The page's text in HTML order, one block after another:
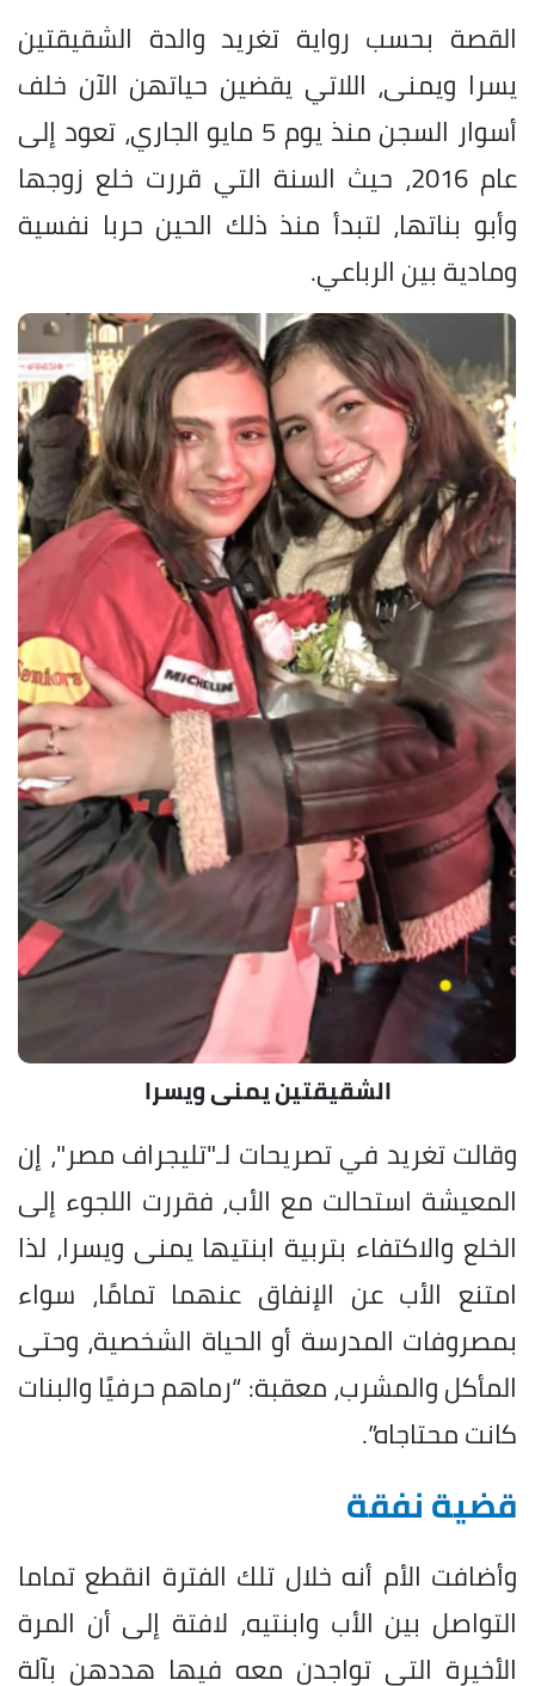
القصة بحسب رواية تغريد والدة الشقيقتين
يسرا ويمنى، اللاتي يقضين حياتهن الآن خلف
أسوار السجن منذ يوم 5 مايو الجاري، تعود إلى
عام 2016، حيث السنة التي قررت خلع زوجها
وأبو بناتها، لتبدأ منذ ذلك الحين حربا نفسية
ومادية بين الرباعي.
الشقيقتين يمنى ويسرا
وقالت تغريد في تصريحات لـ"تليجراف مصر"، إن
المعيشة استحالت مع الأب، فقررت اللجوء إلى
الخلع والاكتفاء بتربية ابنتيها يمنى ويسرا، لذا
امتنع الأب عن الإنفاق عنهما تمامًا، سواء
بمصروفات المدرسة أو الحياة الشخصية، وحتى
المأكل والمشرب، معقبة: “رماهم حرفيًا والبنات
كانت محتاجاه”.
قضية نفقة
وأضافت الأم أنه خلال تلك الفترة انقطع تماما
التواصل بين الأب وابنتيه، لافتة إلى أن المرة
الأخيرة التي تواجدن معه فيها هددهن بآلة